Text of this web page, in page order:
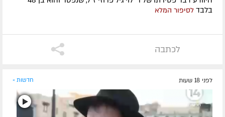
בלבד לסיפור המלא
לכתבה
לפני 18 שעות חדשות »